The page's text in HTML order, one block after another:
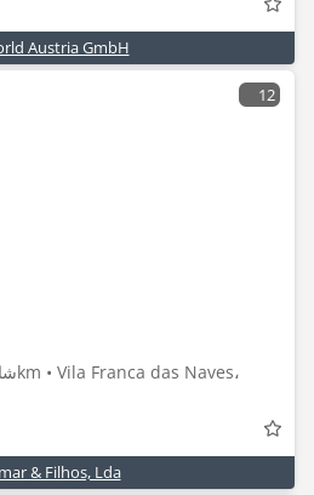
Austria GmbH
12
& Filhos, Lda